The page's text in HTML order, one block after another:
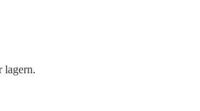
lagern.